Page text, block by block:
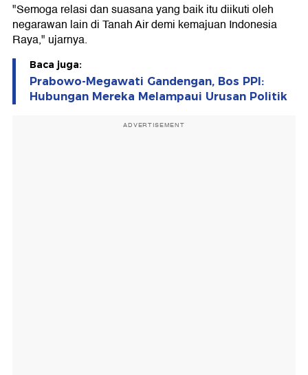
"Semoga relasi dan suasana yang baik itu diikuti oleh
negarawan lain di Tanah Air demi kemajuan Indonesia
Raya," ujarnya.
Baca juga:
Prabowo-Megawati Gandengan, Bos PPI:
Hubungan Mereka Melampaui Urusan Politik
ADVERTISEMENT